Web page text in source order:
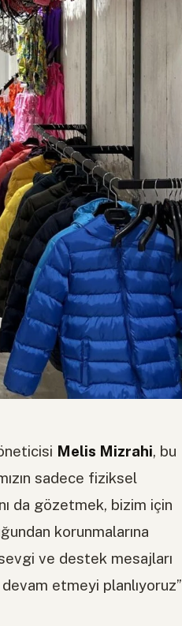
Melis Mizrahi, bu
sadece fiziksel
da gözetmek, bizim için
korunmalarına
ve destek mesajları
etmeyi planlıyoruz”